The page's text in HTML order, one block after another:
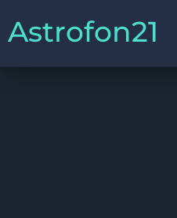
Astrofon21